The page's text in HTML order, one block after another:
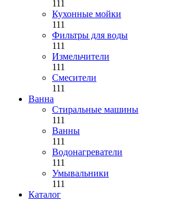
111
Кухонные мойки
111
Фильтры для воды
111
Измельчители
111
Смесители
111
Ванна
Стиральные машины
111
Ванны
111
Водонагреватели
111
Умывальники
111
Каталог